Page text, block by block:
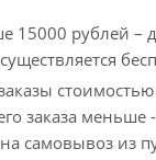
15000 рублей –
заказа меньше
самовывоз из